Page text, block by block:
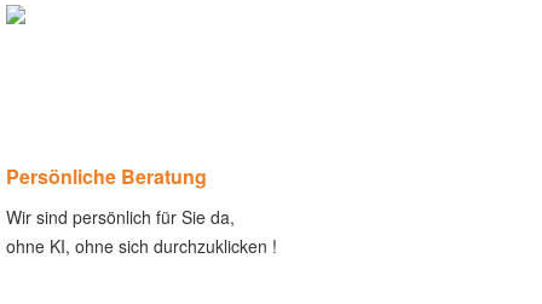
Persönliche Beratung
Wir sind persönlich für Sie da,
ohne KI, ohne sich durchzuklicken !